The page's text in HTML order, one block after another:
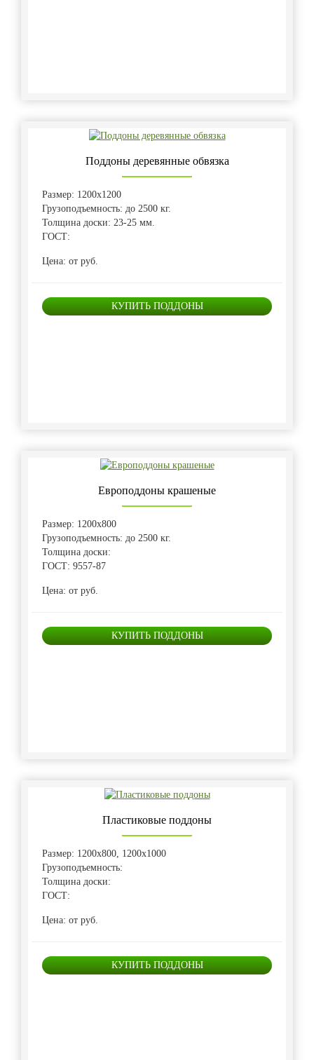
Поддоны деревянные обвязка
Размер: 1200х1200
Грузоподъемность: до 2500 кг.
Толщина доски: 23-25 мм.
ГОСТ:
Цена: от руб.
КУПИТЬ ПОДДОНЫ
Европоддоны крашеные
Размер: 1200х800
Грузоподъемность: до 2500 кг.
Толщина доски:
ГОСТ: 9557-87
Цена: от руб.
КУПИТЬ ПОДДОНЫ
Пластиковые поддоны
Размер: 1200х800, 1200х1000
Грузоподъемность:
Толщина доски:
ГОСТ:
Цена: от руб.
КУПИТЬ ПОДДОНЫ